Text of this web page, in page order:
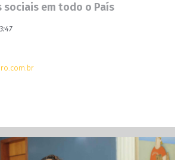
sociais em todo o País